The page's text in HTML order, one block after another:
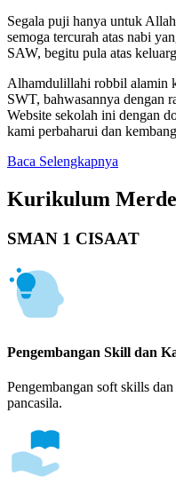
Segala puji hanya untuk
semoga tercurah atas nabi
SAW, begitu pula atas
Alhamdulillahi robbil alamin
SWT, bahwasannya dengan
Website sekolah ini dengan
kami perbaharui dan
Baca Selengkapnya
Kurikulum
SMAN 1 CISAAT
Pengembangan Skill dan
Pengembangan soft skills
pancasila.